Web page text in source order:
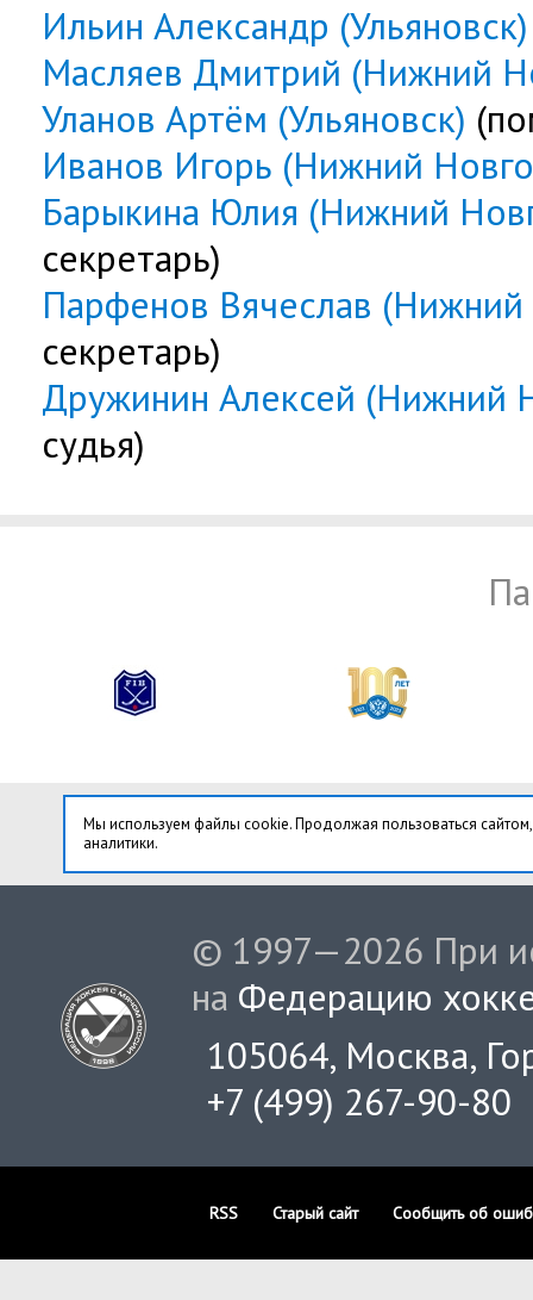
Ильин Александр (Ульяновск)
Масляев Дмитрий (Нижний
Уланов Артём (Ульяновск)
Иванов Игорь (Нижний
Барыкина Юлия (Нижний
секретарь)
Парфенов Вячеслав
секретарь)
Дружинин Алексей (Нижний
судья)
Мы используем файлы cookie. Продолжая пользоваться
аналитики.
© 1997—2026 При
на Федерацию
105064, Москва,
+7 (499) 267-90-80
RSS Старый сайт Сообщить об